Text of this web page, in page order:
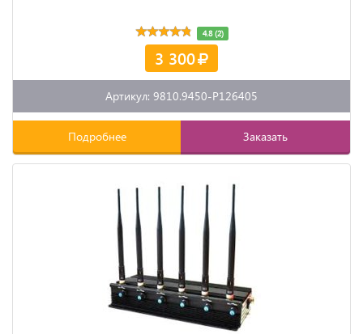
4.8 (2)
3 300
Артикул: 9810.9450-P126405
Подробнее Заказать